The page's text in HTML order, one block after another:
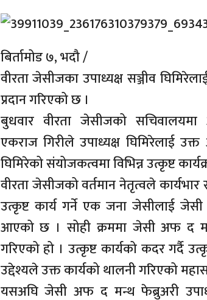
बिर्तामोड ७, भदौ /
वीरता जेसीजका उपाध्यक्ष सञ्जीव
प्रदान गरिएको छ ।
बुधवार वीरता जेसीजको सचिवालयमा
एकराज गिरीले उपाध्यक्ष घिमिरेलाई उक्त
घिमिरेको संयोजकत्वमा विभिन्न उत्कृष्ट
वीरता जेसीजको वर्तमान नेतृत्वले
उत्कृष्ट कार्य गर्ने एक जना जेसीलाई
आएको छ । सोही क्रममा जेसी अफ द
गरिएको हो । उत्कृष्ट कार्यको कदर गर्दै
उद्देश्यले उक्त कार्यको थालनी गरिएको
यसअघि जेसी अफ द मन्थ फेब्रुअरी